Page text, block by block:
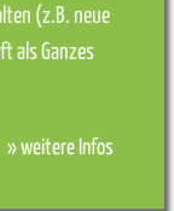
(z.B. neue
als Ganzes
» weitere Infos